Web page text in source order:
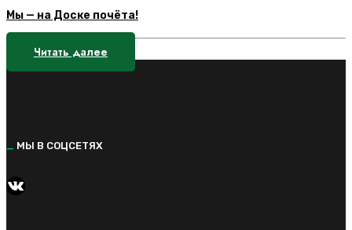
Мы — на Доске почёта!
Читать далее
_ МЫ В СОЦСЕТЯХ
https://vk.com/kvantorium92